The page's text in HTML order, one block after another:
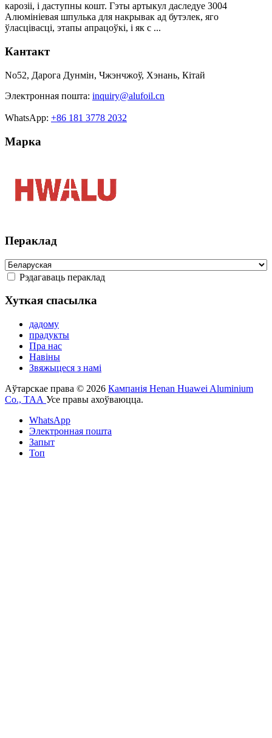
карозіі, і даступны кошт. Гэты артыкул даследуе 3004
Алюмініевая шпулька для накрывак ад бутэлек, яго
ўласцівасці, этапы апрацоўкі, і як с ...
Кантакт
No52, Дарога Дунмін, Чжэнчжоў, Хэнань, Кітай
Электронная пошта: inquiry@alufoil.cn
WhatsApp: +86 181 3778 2032
Марка
Пераклад
Рэдагаваць пераклад
Хуткая спасылка
дадому
прадукты
Пра нас
Навіны
Звяжыцеся з намі
Аўтарскае права © 2026 Кампанія Henan Huawei Aluminium
Co., ТАА Усе правы ахоўваюцца.
WhatsApp
Электронная пошта
Запыт
Топ